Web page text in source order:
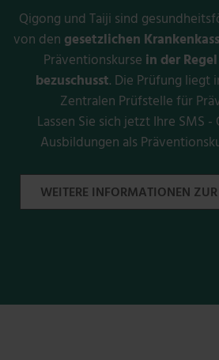
Qigong und Taiji sind
von den gesetzlichen
Präventionskurse in der
bezuschusst. Die Prüfung liegt
Zentralen Prüfstelle für
Lassen Sie sich jetzt Ihre SMS
Ausbildungen als
WEITERE INFORMATIONEN